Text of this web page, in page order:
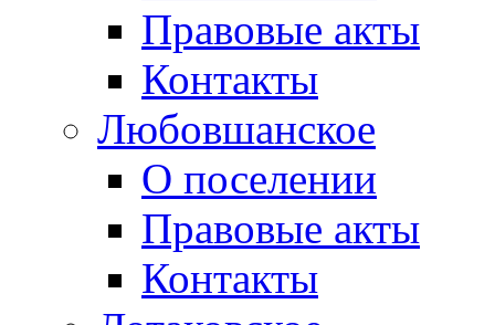
Правовые акты
Контакты
Любовшанское
О поселении
Правовые акты
Контакты